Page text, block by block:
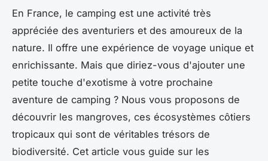
En France, le camping est une activité très
appréciée des aventuriers et des amoureux de la
nature. Il offre une expérience de voyage unique et
enrichissante. Mais que diriez-vous d'ajouter une
petite touche d'exotisme à votre prochaine
aventure de camping ? Nous vous proposons de
découvrir les mangroves, ces écosystèmes côtiers
tropicaux qui sont de véritables trésors de
biodiversité. Cet article vous guide sur les